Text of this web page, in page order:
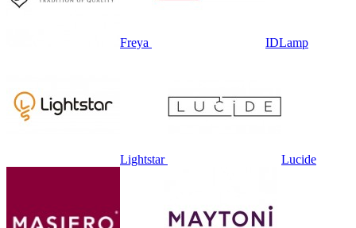
Freya IDLamp
Lightstar Lucide